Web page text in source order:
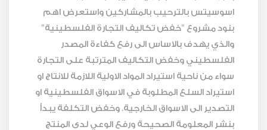
اسوسيتس بالترحيب بالمشاركين واستعرض اهم
بنود مشروع "خفض تكاليف التجارة الفلسطينية"
والذي يهدف بالاساس الى رفع كفاءة المصدر
الفلسطيني وخفض التكاليف المترتبة على التجارة
سواء من ناحية استيراد المواد الاولية اللازمة للانتاج او
استيراد السلع المطلوبة في الاسواق الفلسطينية او
التصدير الى الاسواق الخارجية. وخفض التكلفة يبدأ
بنشر المعلومة الصحيحة ورفع الوعي لدى المنتج